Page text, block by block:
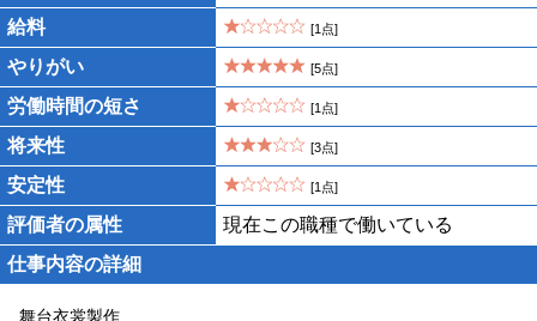
給料
[1点]
やりがい [5点]
労働時間の短さ [1点]
将来性 [3点]
安定性 [1点]
評価者の属性
現在この職種で働いている
仕事内容の詳細
舞台衣裳製作